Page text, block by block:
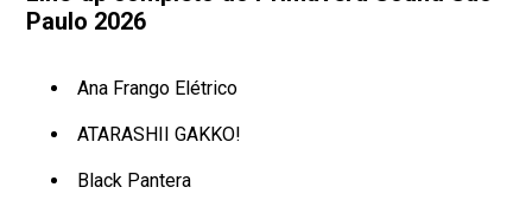
Paulo 2026
Ana Frango Elétrico
ATARASHII GAKKO!
Black Pantera